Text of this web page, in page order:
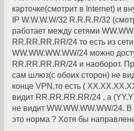
карточке(смотрит в Internet) и
IP W.W.W.W/32 R.R.R.R/32
работает между сетями
RR.RR.RR.RR/24 то есть из сети
WW.WW.WW.WW/24 можно
RR.RR.RR.RR/24 и наоборот.
сам шлюз(с обоих сторон) не
конце VPN,то есть (
видит RR.RR.RR.RR/24 , а
не видит WW.WW.WW.WW/24.
это норма ? Хотя бы